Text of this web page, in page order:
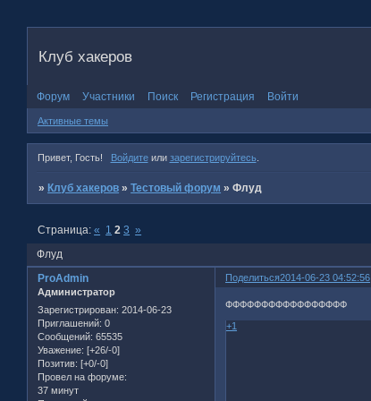
Клуб хакеров
Форум Участники Поиск Регистрация Войти
Активные темы
Привет, Гость! Войдитеили зарегистрируйтесь.
» Клуб хакеров »Тестовый форум »Флуд
Флуд
Страница:« 1 2 3 »
Поделиться2014-06-23 04:52:56
ProAdmin
Администратор
Зарегистрирован: 2014-06-23
Приглашений: 0
Сообщений: 65535
Уважение: [+26/-0]
Позитив: [+0/-0]
Провел на форуме:
37 минут
ФФФФФФФФФФФФФФФФФ
+1